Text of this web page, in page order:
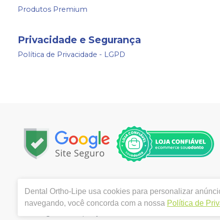
Produtos Premium
Privacidade e Segurança
Política de Privacidade - LGPD
3280 VILA MARIANA - SAO PAULO / SP - CEP 04102-
Alves Gabriele. CRO/SP nº 154.489 | Política de
de divergência de preços no site, o valor válido é o do
Dental Ortho-Lipe usa cookies para personalizar
navegando, você concorda com a nossa Política de